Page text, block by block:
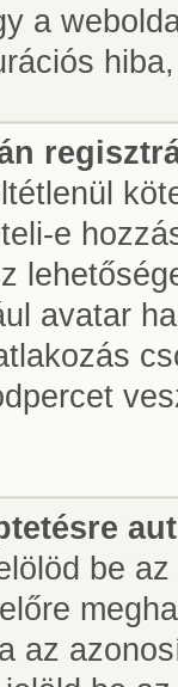
a
e
avatar
be az
az